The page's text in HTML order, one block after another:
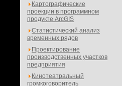
Картографические
проекции в программном
продукте ArcGIS
Статистический анализ
временных рядов
Проектирование
производственных участков
предприятия
Кинотеатральный
громкоговоритель